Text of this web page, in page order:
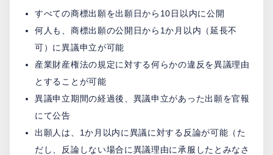
Blog
創英設樂法律事務所
採用サイト
お問い合わせ
すべての商標出願を出願日から10日以内に公開
何人も、商標出願の公開日から1か月以内（延長不
可）に異議申立が可能
産業財産権法の規定に対する何らかの違反を異議理由
とすることが可能
異議申立期間の経過後、異議申立があった出願を官報
にて公告
出願人は、1か月以内に異議に対する反論が可能（た
だし、反論しない場合に異議理由に承服したとみなさ